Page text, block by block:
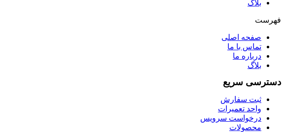
بلاگ
فهرست
صفحه اصلی
تماس با ما
درباره ما
بلاگ
دسترسی سریع
ثبت سفارش
واحد تعمیرات
درخواست سرویس
محصولات